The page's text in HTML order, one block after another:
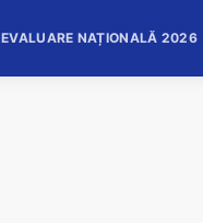
EVALUARE NAȚIONALĂ 2026